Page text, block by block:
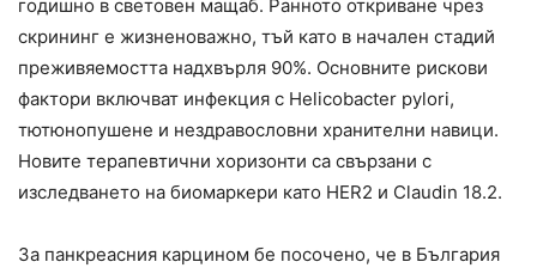
годишно в световен мащаб. Ранното откриване чрез
скрининг е жизненоважно, тъй като в начален стадий
преживяемостта надхвърля 90%. Основните рискови
фактори включват инфекция с Helicobacter pylori,
тютюнопушене и нездравословни хранителни навици.
Новите терапевтични хоризонти са свързани с
изследването на биомаркери като HER2 и Claudin 18.2.
За панкреасния карцином бе посочено, че в България